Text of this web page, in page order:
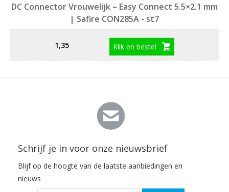
DC Connector Vrouwelijk – Easy Connect 5.5×2.1 mm
| Safire CON285A - st7
1,35 Klik en bestel
Schrijf je in voor onze nieuwsbrief
Blijf op de hoogte van de laatste aanbiedingen en
nieuws